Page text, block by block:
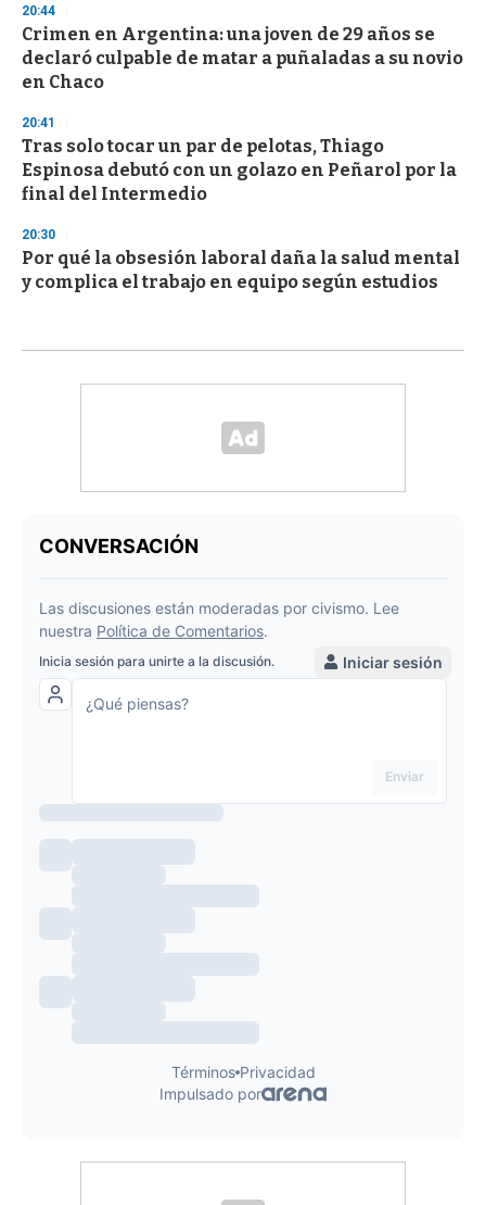
20:44
Crimen en Argentina: una joven de 29 años se
declaró culpable de matar a puñaladas a su novio
en Chaco
20:41
Tras solo tocar un par de pelotas, Thiago
Espinosa debutó con un golazo en Peñarol por la
final del Intermedio
20:30
Por qué la obsesión laboral daña la salud mental
y complica el trabajo en equipo según estudios